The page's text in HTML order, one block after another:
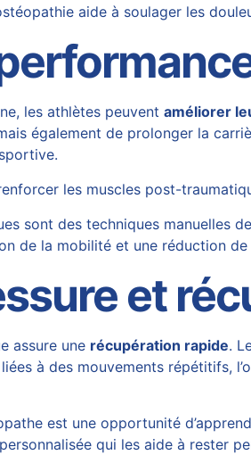
aide à soulager les
les athlètes peuventaméliorer
également de prolonger la
.
les muscles post-
sont des techniques
de la mobilité et une réduction
et
assure une récupération rapide.
à des mouvements répétitifs,
est une opportunité
qui les aide à rester